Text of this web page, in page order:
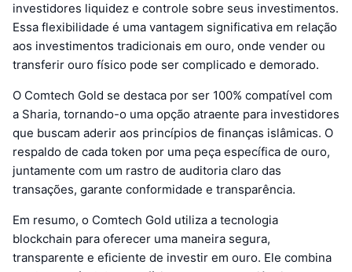
investidores liquidez e controle sobre seus investimentos.
Essa flexibilidade é uma vantagem significativa em relação
aos investimentos tradicionais em ouro, onde vender ou
transferir ouro físico pode ser complicado e demorado.
O Comtech Gold se destaca por ser 100% compatível com
a Sharia, tornando-o uma opção atraente para investidores
que buscam aderir aos princípios de finanças islâmicas. O
respaldo de cada token por uma peça específica de ouro,
juntamente com um rastro de auditoria claro das
transações, garante conformidade e transparência.
Em resumo, o Comtech Gold utiliza a tecnologia
blockchain para oferecer uma maneira segura,
transparente e eficiente de investir em ouro. Ele combina